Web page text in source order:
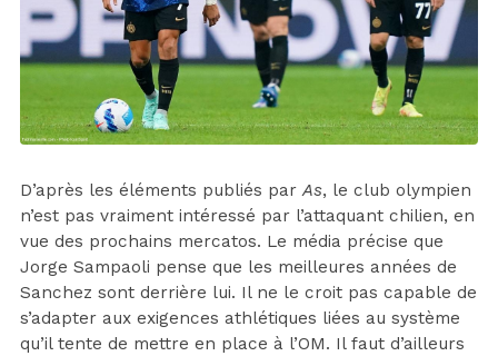
D’après les éléments publiés parAs, le club olympien
n’est pas vraiment intéressé par l’attaquant chilien, en
vue des prochains mercatos. Le média précise que
Jorge Sampaoli pense que les meilleures années de
Sanchez sont derrière lui. Il ne le croit pas capable de
s’adapter aux exigences athlétiques liées au système
qu’il tente de mettre en place à l’OM. Il faut d’ailleurs